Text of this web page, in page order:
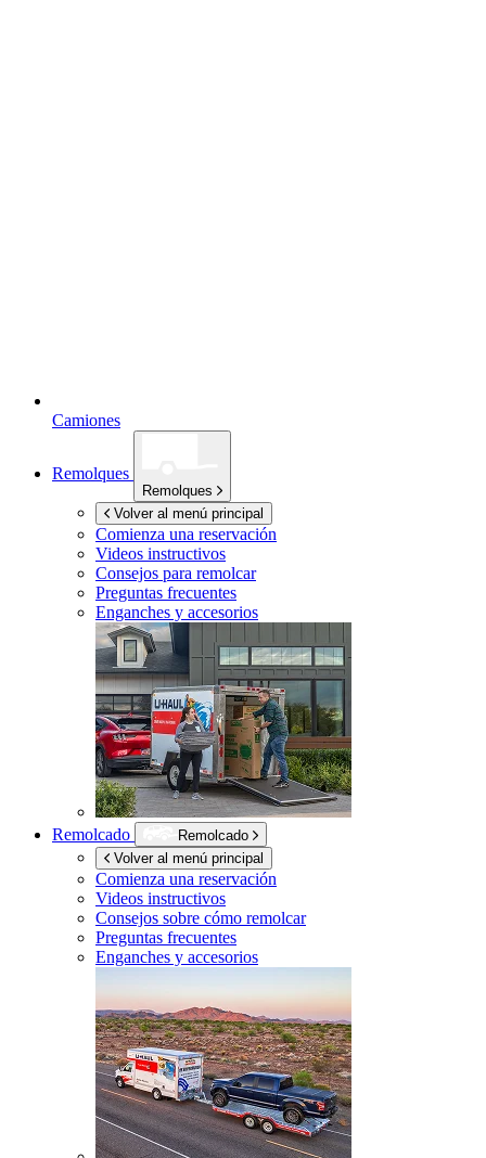
Camiones
Remolques
Remolques
Volver al menú principal
Comienza una reservación
Videos instructivos
Consejos para remolcar
Preguntas frecuentes
Enganches y accesorios
Remolcado
Remolcado
Volver al menú principal
Comienza una reservación
Videos instructivos
Consejos sobre cómo remolcar
Preguntas frecuentes
Enganches y accesorios